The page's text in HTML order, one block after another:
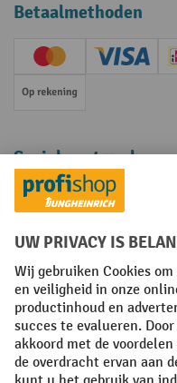
Betaalmethoden
Creditcard (Master)
Op rekening
Sociale netwerken
Facebook
YouTube
LinkedInInstagram
Algemene
Privacyverklaring
All prices excl. VAT plus